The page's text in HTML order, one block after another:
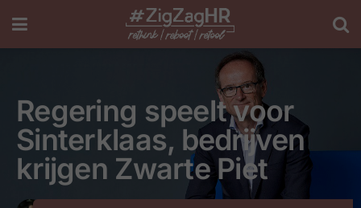
Regering speelt voor
Sinterklaas, bedrijven
krijgen Zwarte Piet